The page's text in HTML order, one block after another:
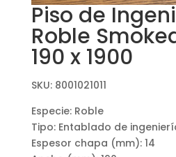
Piso de
Roble
190 x 1900
SKU: 8001021011
Especie: Roble
Tipo: Entablado de
Espesor chapa (mm): 14